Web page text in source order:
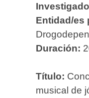
Entidad/es
Duración:
Título:
musical de